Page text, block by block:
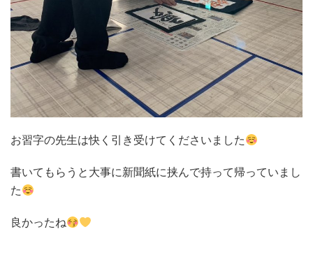
お習字の先生は快く引き受けてくださいました
書いてもらうと大事に新聞紙に挟んで持って帰っていまし
た
良かったね